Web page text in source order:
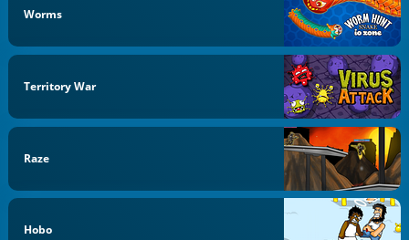
Worms
Territory War
Raze
Hobo